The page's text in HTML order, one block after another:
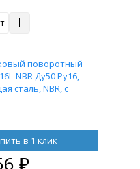
поворотный
NBR Ду50 Ру16,
сталь, NBR, с
и с
позиционером DN.ru
обратной связью
в 1 клик
₽